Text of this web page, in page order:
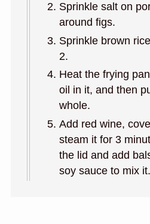
Sprinkle salt on
around figs.
Sprinkle brown
2.
Heat the frying
oil in it, and then
whole.
Add red wine,
steam it for 3
the lid and add
soy sauce to mix it.